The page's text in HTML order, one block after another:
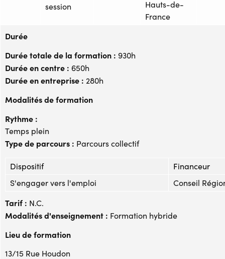
session
Durée
Durée totale de la formation : 930h
Durée en centre : 650h
Durée en entreprise : 280h
Modalités de formation
Rythme :
Temps plein
Type de parcours : Parcours collectif
Dispositif
Financeur
S'engager vers l'emploi
Conseil
Tarif : N.C.
Modalités d'enseignement : Formation hybride
Lieu de formation
13/15 Rue Houdon